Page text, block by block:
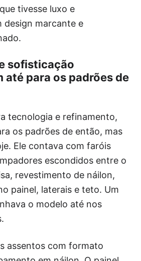
tivesse luxo e
design marcante e
sofisticação
até para os padrões de
tecnologia e refinamento,
os padrões de então, mas
Ele contava com faróis
escondidos entre o
revestimento de náilon,
painel, laterais e teto. Um
o modelo até nos
assentos com formato